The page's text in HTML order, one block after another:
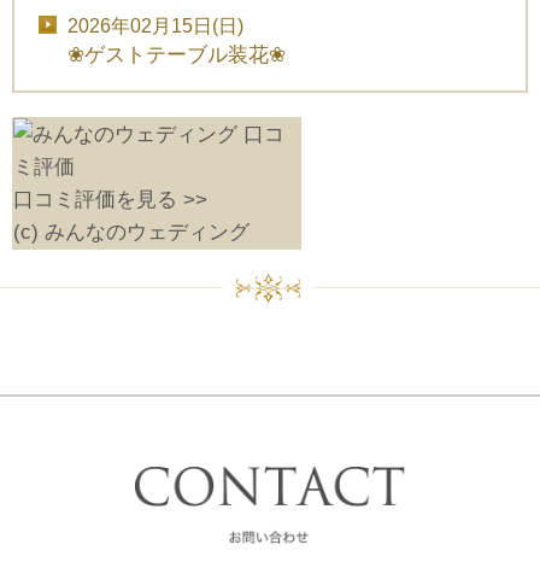
2026年02月15日(日)
❀ゲストテーブル装花❀
口コミ評価を見る >>
(c) みんなのウェディング